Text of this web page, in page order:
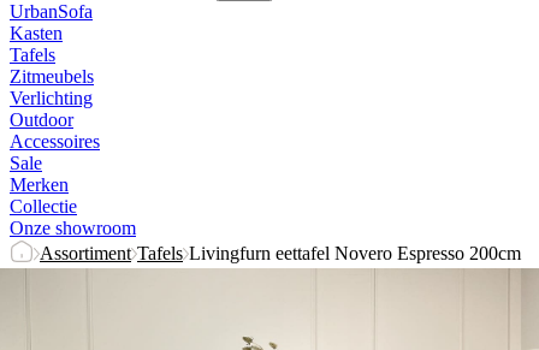
UrbanSofa
Kasten
Tafels
Zitmeubels
Verlichting
Outdoor
Accessoires
Sale
Merken
Collectie
Onze showroom
Assortiment Tafels Livingfurn eettafel Novero Espresso 200cm